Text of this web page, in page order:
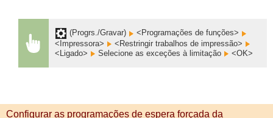
(Progrs./Gravar)
<Programações de funções>
<Impressora>
<Restringir trabalhos de impressão>
<Ligado>
Selecione as exceções à limitação <OK>
Configurar as programações de espera forçada da